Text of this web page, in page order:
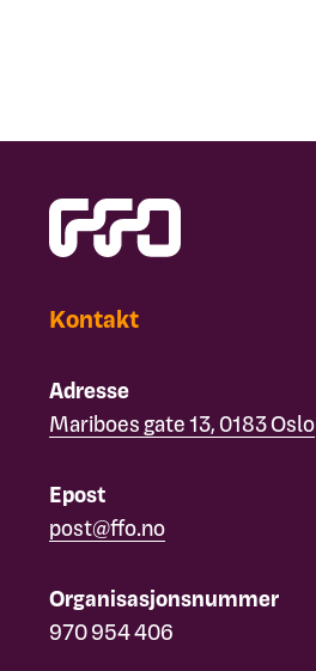
Kontakt
Adresse
Mariboes gate 13, 0183 Oslo
Epost
post@ffo.no
Organisasjonsnummer
970 954 406